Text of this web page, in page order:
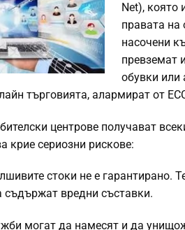
Net), която
правата на
насочени
превземат
обувки или
търговията, алармират от
центрове получават
крие сериозни рискове:
стоки не е гарантирано.
съдържат вредни съставки.
могат да намесят и да